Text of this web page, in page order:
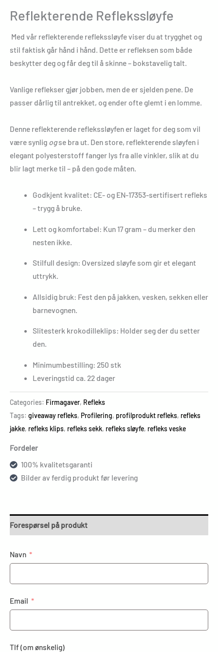
Reflekterende Reflekssløyfe
Med vår reflekterende reflekssløyfe viser du at trygghet og
stil faktisk går hånd i hånd. Dette er refleksen som både
beskytter deg og får deg til å skinne – bokstavelig talt.
Vanlige reflekser gjør jobben, men de er sjelden pene. De
passer dårlig til antrekket, og ender ofte glemt i en lomme.
Denne reflekterende reflekssløyfen er laget for deg som vil
være synlig ogse bra ut. Den store, reflekterende sløyfen i
elegant polyesterstoff fanger lys fra alle vinkler, slik at du
blir lagt merke til – på den gode måten.
Godkjent kvalitet: CE- og EN-17353-sertifisert refleks
– trygg å bruke.
Lett og komfortabel: Kun 17 gram – du merker den
nesten ikke.
Stilfull design: Oversized sløyfe som gir et elegant
uttrykk.
Allsidig bruk: Fest den på jakken, vesken, sekken eller
barnevognen.
Slitesterk krokodilleklips: Holder seg der du setter
den.
Minimumbestilling: 250 stk
Leveringstid ca. 22 dager
Categories: Firmagaver, Refleks
Tags: giveaway refleks, Profilering, profilprodukt refleks, refleks
jakke, refleks klips, refleks sekk, refleks sløyfe, refleks veske
Fordeler
100% kvalitetsgaranti
Bilder av ferdig produkt før levering
Forespørsel på produkt
Navn
Email
Tlf (om ønskelig)